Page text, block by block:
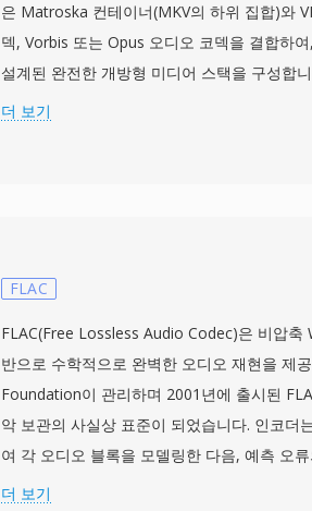
은 Matroska 컨테이너(MKV의 하위 집합)와
덱, Vorbis 또는 Opus 오디오 코덱을 결합하
설계된 완전한 개방형 미디어 스택을 구성합
BSD 스타일 라이선스로 VP8 코덱과 함께
으로 고품질 비디오를 전달하는 것이 실용적
하며, YouTube는 VP9 in WebM을 콘텐츠의
전달 형식으로 사용합니다. 이 형식은 비디오
지원하여, 웹 그래픽과 오버레이 합성에 유용
AV1 비디오를 지원하도록 확장되어, 개방형
로서 계속 발전하고 있습니다. 경쟁력 있는 압
보편적인 브라우저 지원의 조합으로 WebM은
더 보기
FLAC
FLAC(Free Lossless Audio Codec)은 비압축
반으로 수학적으로 완벽한 오디오 재현을 제
Foundation이 관리하며 2001년에 출시된
악 보관의 사실상 표준이 되었습니다. 인코더
여 각 오디오 블록을 모델링한 다음, 예측 오
하는 라이스 파티셔닝을 통해 잔차를 코딩합
더 보기